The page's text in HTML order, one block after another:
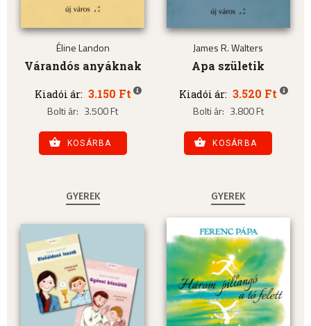
Éline Landon
Várandós anyáknak
Kiadói ár: 3.150 Ft
Bolti ár: 3.500 Ft
KOSÁRBA
James R. Walters
Apa születik
Kiadói ár: 3.520 Ft
Bolti ár: 3.800 Ft
KOSÁRBA
GYEREK GYEREK